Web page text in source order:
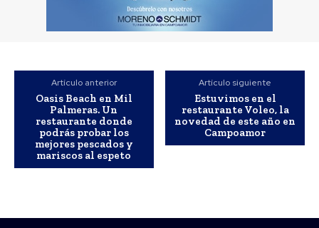
Artículo anterior
Oasis Beach en Mil
Palmeras. Un
restaurante donde
podrás probar los
mejores pescados y
mariscos al espeto
Artículo siguiente
Estuvimos en el
restaurante Voleo, la
novedad de este año en
Campoamor